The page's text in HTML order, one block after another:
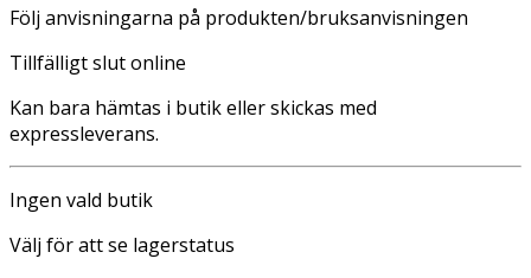
Följ anvisningarna på produkten/bruksanvisningen
Tillfälligt slut online
Kan bara hämtas i butik eller skickas med
expressleverans.
Ingen vald butik
Välj för att se lagerstatus